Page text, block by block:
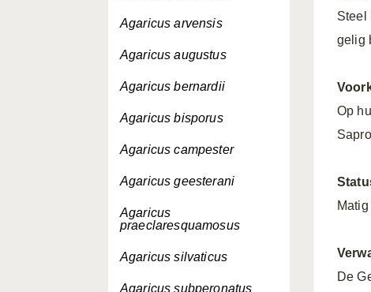
Agaricus arvensis
Agaricus augustus
Agaricus bernardii
Agaricus bisporus
Agaricus campester
Agaricus geesterani
Agaricus
praeclaresquamosus
Agaricus silvaticus
Agaricus subperonatus
Steel
gelig
Op
De